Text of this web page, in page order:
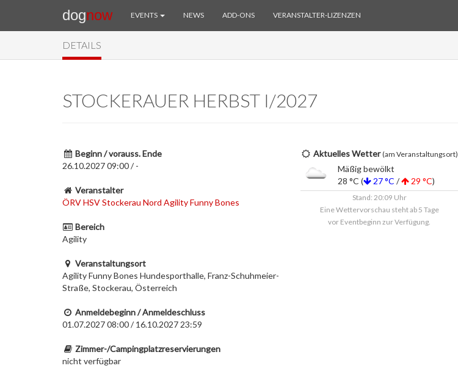
dognow EVENTS NEWS ADD-ONS VERANSTALTER-LIZENZEN
DETAILS
STOCKERAUER HERBST I/2027
Beginn / vorauss. Ende
26.10.2027 09:00 / -
Veranstalter
ÖRV HSV Stockerau Nord Agility Funny Bones
Bereich
Agility
Veranstaltungsort
Agility Funny Bones Hundesporthalle, Franz-Schuhmeier-
Straße, Stockerau, Österreich
Anmeldebeginn / Anmeldeschluss
01.07.2027 08:00 / 16.10.2027 23:59
Zimmer-/Campingplatzreservierungen
nicht verfügbar
Aktuelles Wetter (am Veranstaltungsort)
Mäßig bewölkt
28 °C (
27 °C / 29 °C)
Stand: 20:09 Uhr
Eine Wettervorschau steht ab 5 Tage
vor Eventbeginn zur Verfügung.